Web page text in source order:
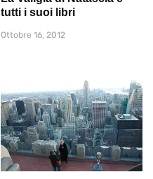
tutti i suoi libri
Ottobre 16, 2012